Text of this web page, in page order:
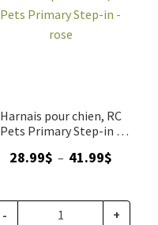
Harnais pour chien, RC
Pets Primary Step-in -
28.99$ – 41.99$Plage
28.99$
- +